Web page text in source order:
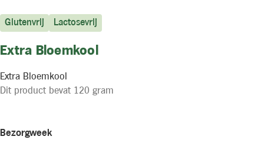
Glutenvrij Lactosevrij
Extra Bloemkool
Extra Bloemkool
Dit product bevat 120 gram
Bezorgweek